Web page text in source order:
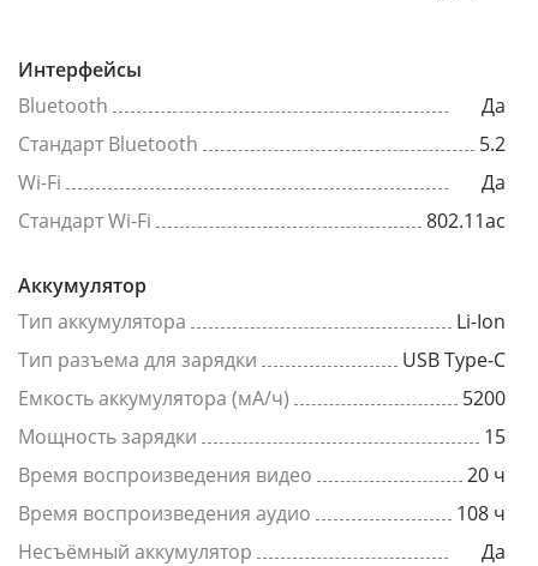
Интерфейсы
Bluetooth
Да
Стандарт Bluetooth
5.2
Wi-Fi
Да
Стандарт Wi-Fi
802.11ac
Аккумулятор
Тип аккумулятора
Li-Ion
Тип разъема для зарядки
USB Type-C
Емкость аккумулятора (мА/ч)
5200
Мощность зарядки
15
Время воспроизведения видео
20 ч
Время воспроизведения аудио
108 ч
Несъёмный аккумулятор
Да